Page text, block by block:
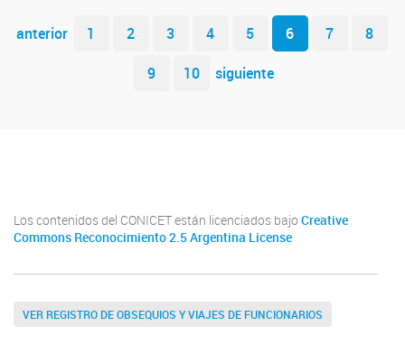
Navegador de artículos
anterior 1 2 3 4 5 6 7
8
9
10 siguiente
Los contenidos del CONICET están licenciados bajo Creative
Commons Reconocimiento 2.5 Argentina License
VER REGISTRO DE OBSEQUIOS Y VIAJES DE FUNCIONARIOS